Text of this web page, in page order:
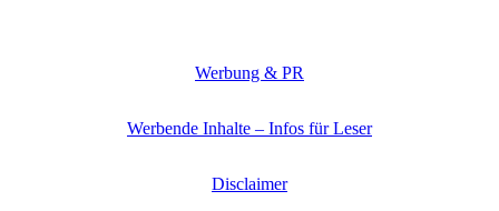
Werbung & PR
Werbende Inhalte – Infos für Leser
Disclaimer